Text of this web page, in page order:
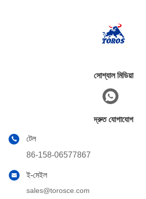
সোশ্যাল মিডিয়া
দ্রুত যোগাযোগ
টেল
86-158-06577867
ই-মেইল
sales@torosce.com